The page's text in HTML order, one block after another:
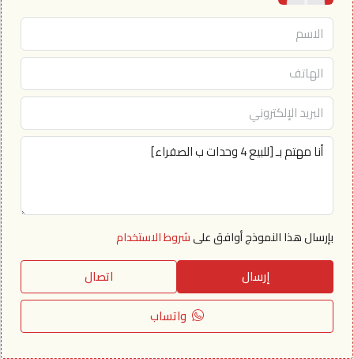
بإرسال هذا النموذج أوافق علىشروط الاستخدام
إرسال
اتصال
واتساب